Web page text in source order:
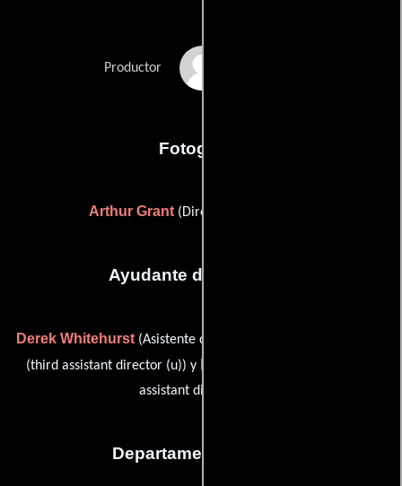
Productor
Fotografia
Arthur Grant(Director de fotografía)
Ayudante de dirección
Derek Whitehurst(Asistente de dirección),
(third assistant director (u)) y
assistant director (u))
Departamento de arte